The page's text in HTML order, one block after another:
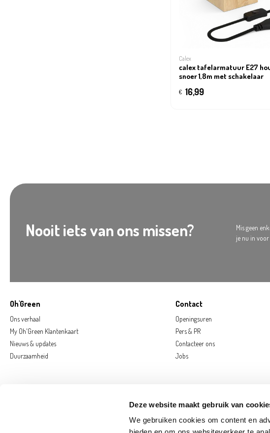
Deze website maakt gebruik van
We gebruiken cookies om content en
Calex
calex tafelarmatuur E27
snoer 1,8m met schakelaar
€ 16,99
Nooit iets van ons missen?
Mis geen
je nu in
Oh'Green
Ons verhaal
My Oh'Green Klantenkaart
Nieuws & updates
Duurzaamheid
Contact
Openingsuren
Pers & PR
Contacteer ons
Jobs